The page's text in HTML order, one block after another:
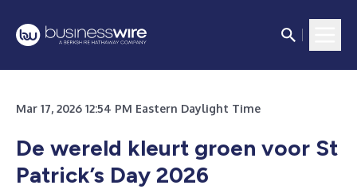
Mar 17, 2026 12:54 PM Eastern Daylight Time
De wereld kleurt groen voor St
Patrick’s Day 2026